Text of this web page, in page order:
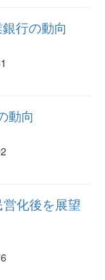
行の動向
動向
化後を展望